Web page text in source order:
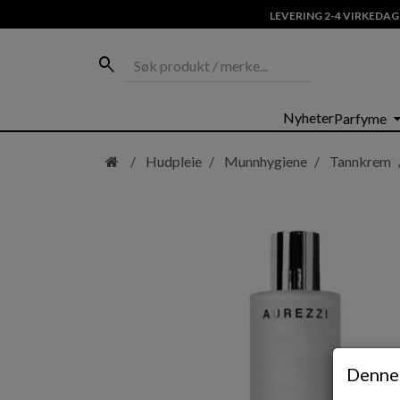
LEVERING 2-4
search Søk produkt / merke...
til
NyheterParfymearrow_drop_down
Hudpleie Munnhygiene Tannkrem